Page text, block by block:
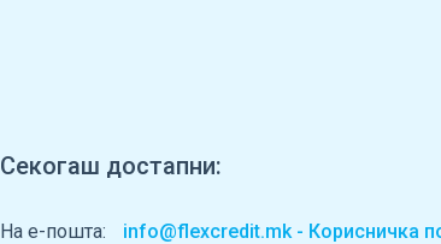
Секогаш достапни:
На е-пошта:
info@flexcredit.mk - Корисничка